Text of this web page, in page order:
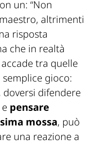
un: “Non
altrimenti
risposta
che in realtà
tra quelle
gioco:
difendere
pensare
mossa, può
una reazione a